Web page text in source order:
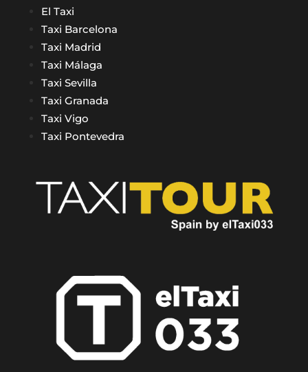
El Taxi
Taxi Barcelona
Taxi Madrid
Taxi Málaga
Taxi Sevilla
Taxi Granada
Taxi Vigo
Taxi Pontevedra